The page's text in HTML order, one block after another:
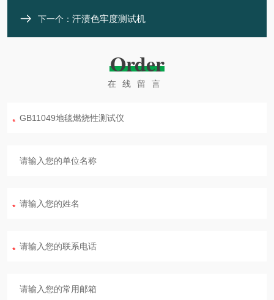
下一个： 汗渍色牢度测试机
Order
在线留言